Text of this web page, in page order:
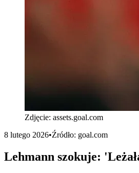
Zdjęcie: assets.goal.com
8 lutego 2026•Źródło: goal.com
Lehmann szokuje: